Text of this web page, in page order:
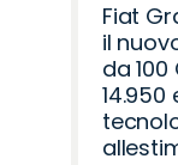
Fiat
il
da